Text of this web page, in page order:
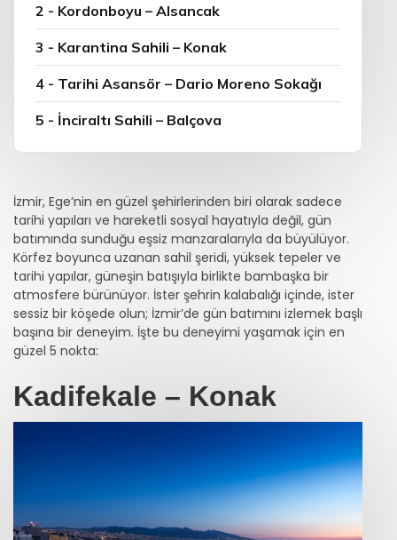
2 - Kordonboyu – Alsancak
3 - Karantina Sahili – Konak
4 - Tarihi Asansör – Dario Moreno Sokağı
5 - İnciraltı Sahili – Balçova
İzmir, Ege’nin en güzel şehirlerinden biri olarak sadece
tarihi yapıları ve hareketli sosyal hayatıyla değil, gün
batımında sunduğu eşsiz manzaralarıyla da büyülüyor.
Körfez boyunca uzanan sahil şeridi, yüksek tepeler ve
tarihi yapılar, güneşin batışıyla birlikte bambaşka bir
atmosfere bürünüyor. İster şehrin kalabalığı içinde, ister
sessiz bir köşede olun; İzmir’de gün batımını izlemek başlı
başına bir deneyim. İşte bu deneyimi yaşamak için en
güzel 5 nokta:
Kadifekale – Konak